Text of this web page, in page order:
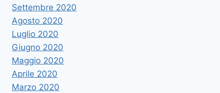
Settembre 2020
Agosto 2020
Luglio 2020
Giugno 2020
Maggio 2020
Aprile 2020
Marzo 2020